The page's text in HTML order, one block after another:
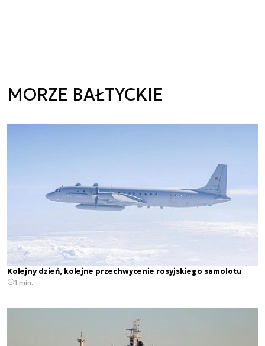
MORZE BAŁTYCKIE
Kolejny dzień, kolejne przechwycenie rosyjskiego samolotu
1 min.